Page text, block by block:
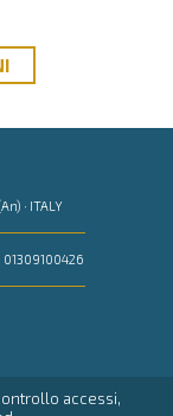
· ITALY
01309100426
accessi,